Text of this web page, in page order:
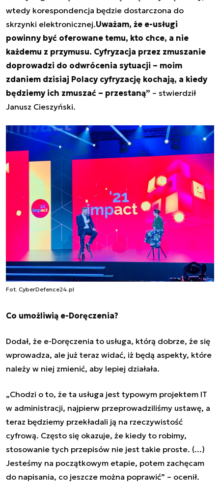
wtedy korespondencja będzie dostarczona do
skrzynki elektronicznej.Uważam, że e-usługi
powinny być oferowane temu, kto chce, a nie
każdemu z przymusu. Cyfryzacja przez zmuszanie
doprowadzi do odwrócenia sytuacji – moim
zdaniem dzisiaj Polacy cyfryzację kochają, a kiedy
będziemy ich zmuszać – przestaną” – stwierdził
Janusz Cieszyński.
Fot. CyberDefence24.pl
Co umożliwią e-Doręczenia?
Dodał, że e-Doręczenia to usługa, którą dobrze, że się
wprowadza, ale już teraz widać, iż będą aspekty, które
należy w niej zmienić, aby lepiej działała.
„Chodzi o to, że ta usługa jest typowym projektem IT
w administracji, najpierw przeprowadziliśmy ustawę, a
teraz będziemy przekładali ją na rzeczywistość
cyfrową. Często się okazuje, że kiedy to robimy,
stosowanie tych przepisów nie jest takie proste. (...)
Jesteśmy na początkowym etapie, potem zachęcam
do napisania, co jeszcze można poprawić” – ocenił.